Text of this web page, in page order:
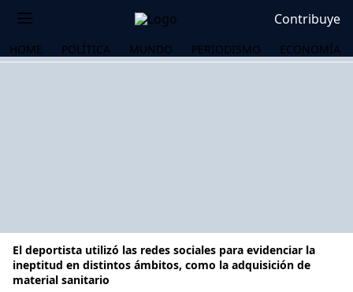
Contribuye
HOME POLÍTICA MUNDO PERIODISMO ECONOMÍA
El deportista utilizó las redes sociales para evidenciar la
ineptitud en distintos ámbitos, como la adquisición de
material sanitario